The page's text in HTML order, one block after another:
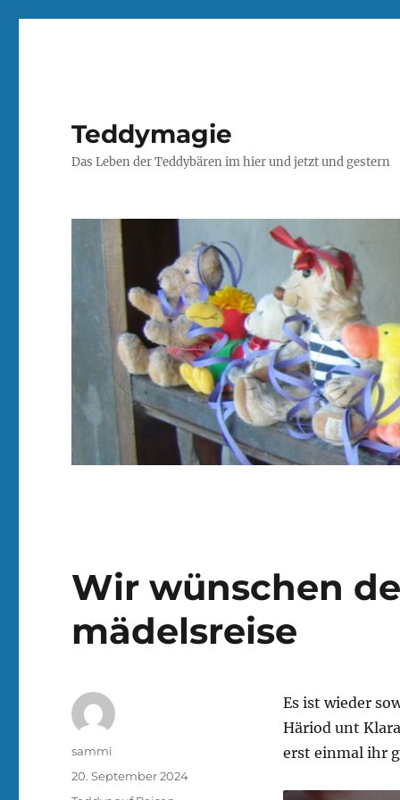
Teddymagie
Das Leben der Teddybären im hier und jetzt und gestern
Wir wünschen
mädelsreise
Es ist wieder
Häriod unt
erst einmal ihr
Autor
sammi
Veröffentlicht
am
20. September 2024